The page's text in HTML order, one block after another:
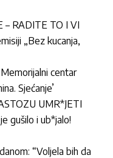
– RADITE TO I VI
„Bez kucanja,
centar
Sjećanje’
UMR*JETI
gušilo i ub*jalo!
“Voljela bih da